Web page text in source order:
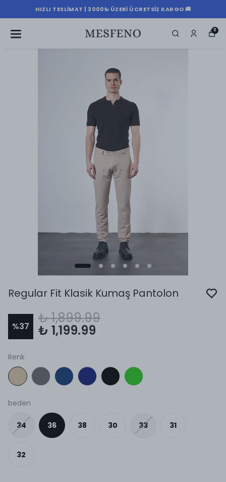
HIZLI TESLIMAT | 3000₺ ÜZERI ÜCRETSIZ KARGO 🚚
0
Regular Fit Klasik Kumaş Pantolon
%37
₺ 1,899.99
₺ 1,199.99
Renk
beden
34 36 38 30 33 31
32